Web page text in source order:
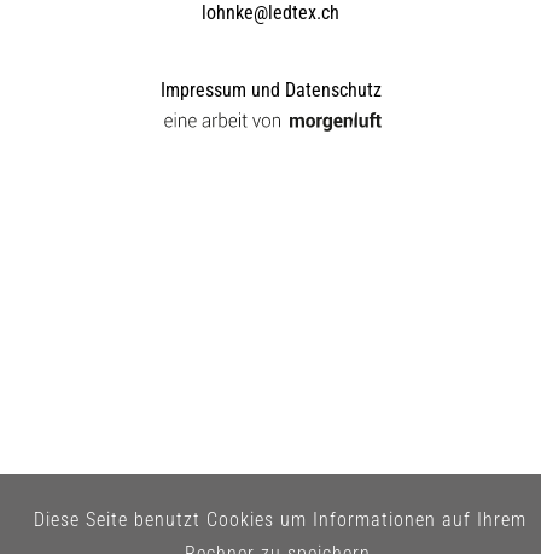
lohnke@ledtex.ch
Impressum und Datenschutz
Diese Seite benutzt Cookies um Informationen auf Ihrem